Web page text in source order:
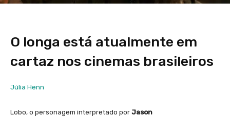
O longa está atualmente em
cartaz nos cinemas brasileiros
Júlia Henn
Lobo, o personagem interpretado por Jason